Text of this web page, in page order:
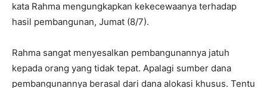
kata Rahma mengungkapkan kekecewaanya terhadap
hasil pembangunan, Jumat (8/7).
Rahma sangat menyesalkan pembangunannya jatuh
kepada orang yang tidak tepat. Apalagi sumber dana
pembangunannya berasal dari dana alokasi khusus. Tentu